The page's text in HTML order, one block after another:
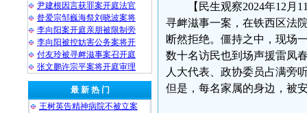
尹建根因言获罪案开庭法官
昝爱宗邹巍海祭刘晓波案将
李向阳案开庭亲朋被限制旁
李向阳被控妨害公务案将开
付友玲被寻衅滋事案召开庭
张文鹏许宗平案将开庭审理
最 新 热 门
王树英告精神病院不被立案
【民生观察2024年12月
寻衅滋事一案，在铁西区法
断然拒绝。僵持之中，现场
数十名访民也到场声援雷凤
人大代表、政协委员占满旁
但是，每名家属的身边，被